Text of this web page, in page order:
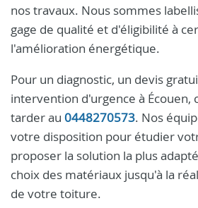
nos travaux. Nous sommes
gage de qualité et d'éligibilité à
l'amélioration énergétique.
Pour un diagnostic, un devis
intervention d'urgence à Écouen,
tarder au 0448270573. Nos
votre disposition pour étudier
proposer la solution la plus
choix des matériaux jusqu'à la
de votre toiture.